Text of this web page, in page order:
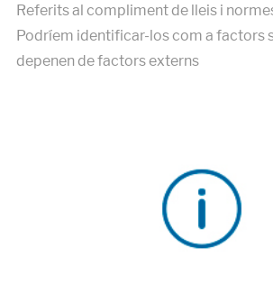
Referits al compliment de lleis i
Podríem identificar-los com a factors
depenen de factors externs